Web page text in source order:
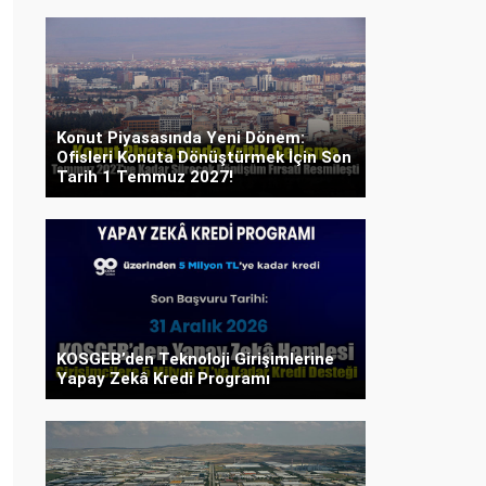
Konut Piyasasında Yeni Dönem:
Ofisleri Konuta Dönüştürmek İçin Son
Tarih 1 Temmuz 2027!
KOSGEB’den Teknoloji Girişimlerine
Yapay Zekâ Kredi Programı